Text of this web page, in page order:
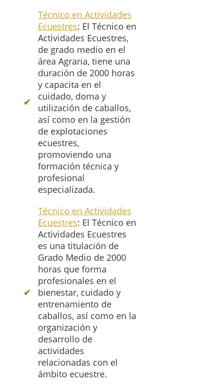
Técnico en Actividades
Ecuestres: El Técnico en
Actividades Ecuestres,
de grado medio en el
área Agraria, tiene una
duración de 2000 horas
y capacita en el
cuidado, doma y
utilización de caballos,
así como en la gestión
de explotaciones
ecuestres,
promoviendo una
formación técnica y
profesional
especializada.
Técnico en Actividades
Ecuestres: El Técnico en
Actividades Ecuestres
es una titulación de
Grado Medio de 2000
horas que forma
profesionales en el
bienestar, cuidado y
entrenamiento de
caballos, así como en la
organización y
desarrollo de
actividades
relacionadas con el
ámbito ecuestre.